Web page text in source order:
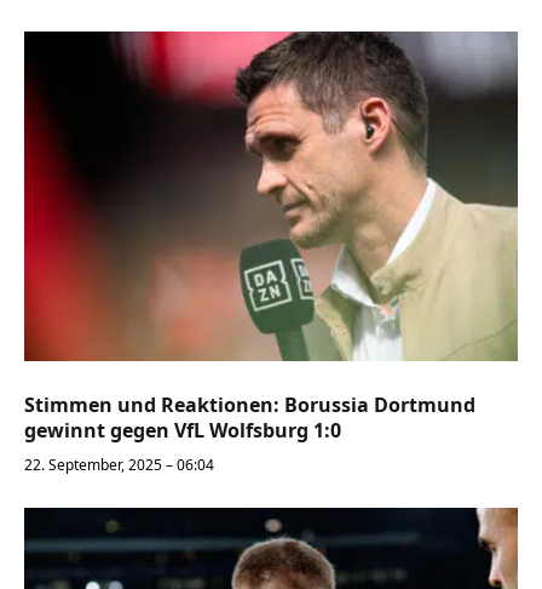
Stimmen und Reaktionen: Borussia Dortmund
gewinnt gegen VfL Wolfsburg 1:0
22. September, 2025 – 06:04